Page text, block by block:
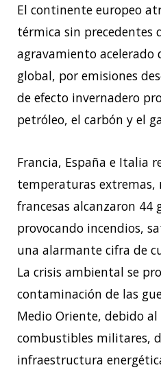
El continente europeo
térmica sin precedentes
agravamiento
global, por emisiones
de efecto invernadero
petróleo, el carbón y el
Francia, España e Italia
temperaturas extremas,
francesas alcanzaron 44
provocando incendios,
una alarmante cifra de
La crisis ambiental se
contaminación de las
Medio Oriente, debido
combustibles militares,
infraestructura